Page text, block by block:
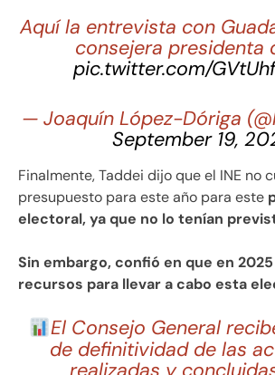
Aquí la entrevista con
consejera presidenta
pic.twitter.com/
— Joaquín López-Dóriga
September 19,
Finalmente, Taddei dijo que el INE no
presupuesto para este año para este
electoral, ya que no lo tenían
Sin embargo, confió en que en
recursos para llevar a cabo esta
El Consejo General
de definitividad de las